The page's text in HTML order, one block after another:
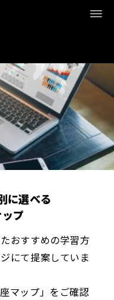
に選べる
プ
おすすめの学習方
にて提案していま
マップ」をご確認